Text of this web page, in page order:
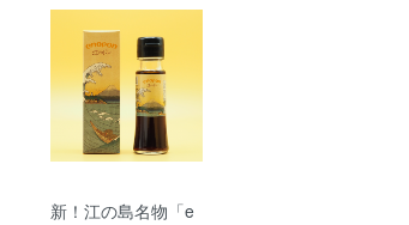
新！江の島名物「e